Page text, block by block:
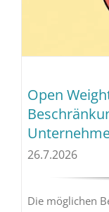
Open
26.7.2026
Die möglichen